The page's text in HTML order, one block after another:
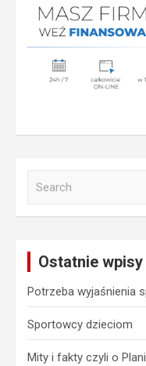
Ostatnie wpisy
Potrzeba wyjaśnienia
Sportowcy dzieciom
Mity i fakty czyli o